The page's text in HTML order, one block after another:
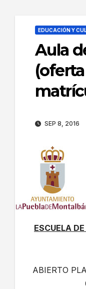
EDUCACIÓN Y
Aula
SEP 8, 2016
ESCUELA
ABIERTO